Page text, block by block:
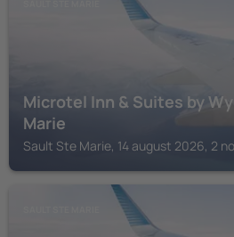
Microtel Inn & Suites by
Marie
Sault Ste Marie, 14 august 2026, 2